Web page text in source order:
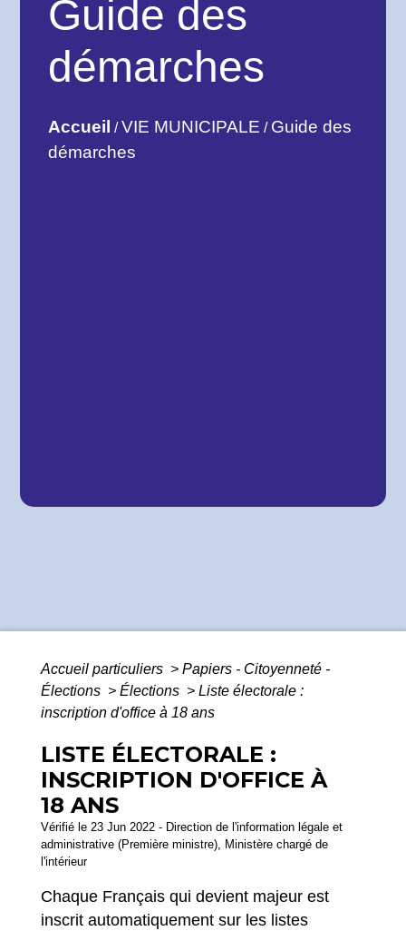
Guide des
démarches
Accueil /VIE MUNICIPALE / Guide des
démarches
Accueil particuliers > Papiers - Citoyenneté -
Élections > Élections > Liste électorale :
inscription d'office à 18 ans
LISTE ÉLECTORALE :
INSCRIPTION D'OFFICE À
18 ANS
Vérifié le 23 Jun 2022 - Direction de l'information légale et
administrative (Première ministre), Ministère chargé de
l'intérieur
Chaque Français qui devient majeur est
inscrit automatiquement sur les listes